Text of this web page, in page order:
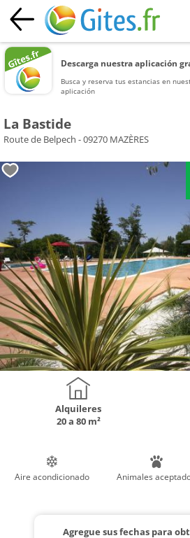
Descarga nuestra aplicación
Busca y reserva tus estancias en
aplicación
La Bastide
Route de Belpech - 09270 MAZÈRES
Alquileres
20 a 80 m²
Aire acondicionado Animales
Agregue sus fechas para